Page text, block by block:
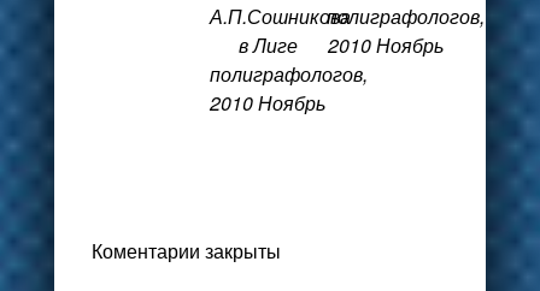
А.П.Сошникова
в Лиге
полиграфологов,
2010 Ноябрь
полиграфологов,
2010 Ноябрь
Коментарии закрыты